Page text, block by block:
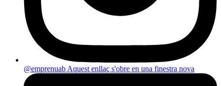
@emprenuab Aquest enllaç s'obre en una finestra nova